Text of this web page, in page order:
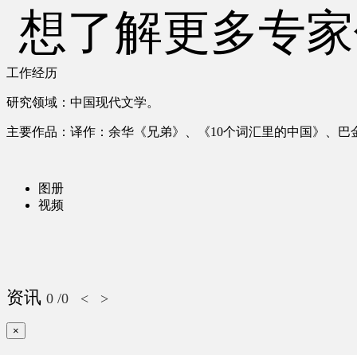
想了解更多专
工作经历
研究领域：中国现代文学。
主要作品：译作：余华《兄弟》、《10个词汇里的中国》、
图册
视频
资讯 0 /0 < >
×